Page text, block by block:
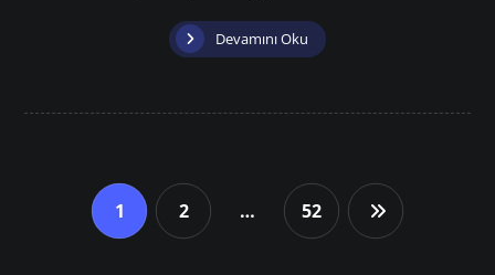
Devamını Oku
1 2 … 52